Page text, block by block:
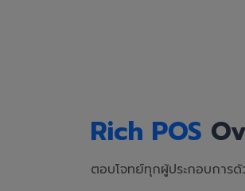
Rich POS
ตอบโจทย์ทุกผู้ประกอบการ